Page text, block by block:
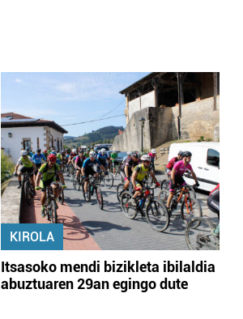
KIROLA
Itsasoko mendi bizikleta ibilaldia
abuztuaren 29an egingo dute